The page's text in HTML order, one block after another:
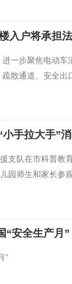
入户将承担
一步聚焦电动
疏散通道、安全
小手拉大手”
支队在市科普教
园师生和家长参
“安全生产月”
”